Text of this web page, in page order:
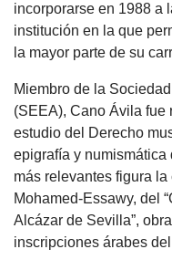
incorporarse en 1988 a
institución en la que
la mayor parte de su
Miembro de la
(SEEA), Cano Ávila fue
estudio del Derecho
epigrafía y
más relevantes figura
Mohamed-Essawy, del
Alcázar de Sevilla”,
inscripciones árabes